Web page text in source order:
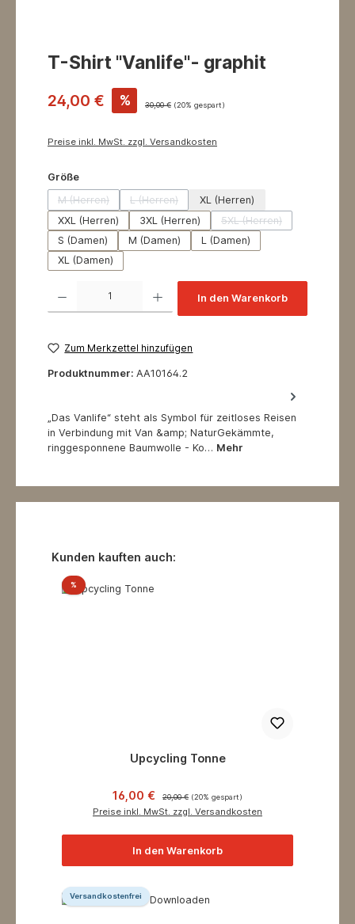
T-Shirt "Vanlife"- graphit
24,00 € % 30,00 € (20% gespart)
Preise inkl. MwSt. zzgl. Versandkosten
Größeauswählen
M (Herren)
(Diese Option ist zurzeit nicht verfügbar.)
L (Herren)
(Diese Option ist zurzeit nicht verfügbar.)
XL (Herren)
XXL (Herren)
3XL (Herren) 5XL (Herren)
(Diese Option ist
S (Damen) M (Damen)
L (Damen)
XL (Damen)
In den Warenkorb
Zum Merkzettel hinzufügen
Produktnummer: AA10164.2
„Das Vanlife“ steht als Symbol für zeitloses Reisen
in Verbindung mit Van &amp; NaturGekämmte,
ringgesponnene Baumwolle - Ko… Mehr
Produktgalerie überspringen
Kunden kauften auch:
%Rabatt
Upcycling Tonne
Verkaufspreis:
16,00 € 20,00 € (20% gespart)
Preise inkl. MwSt. zzgl. Versandkosten
In den Warenkorb
Versandkostenfrei